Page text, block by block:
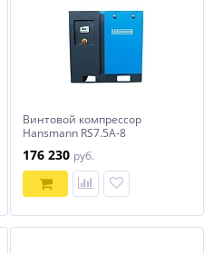
Винтовой компрессор
Hansmann RS7.5А-8
176 230 руб.